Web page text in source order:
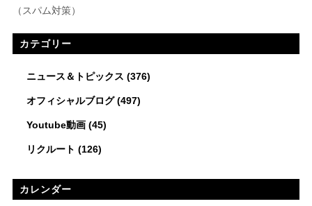
（スパム対策）
カテゴリー
ニュース＆トピックス (376)
オフィシャルブログ(497)
Youtube動画(45)
リクルート (126)
カレンダー